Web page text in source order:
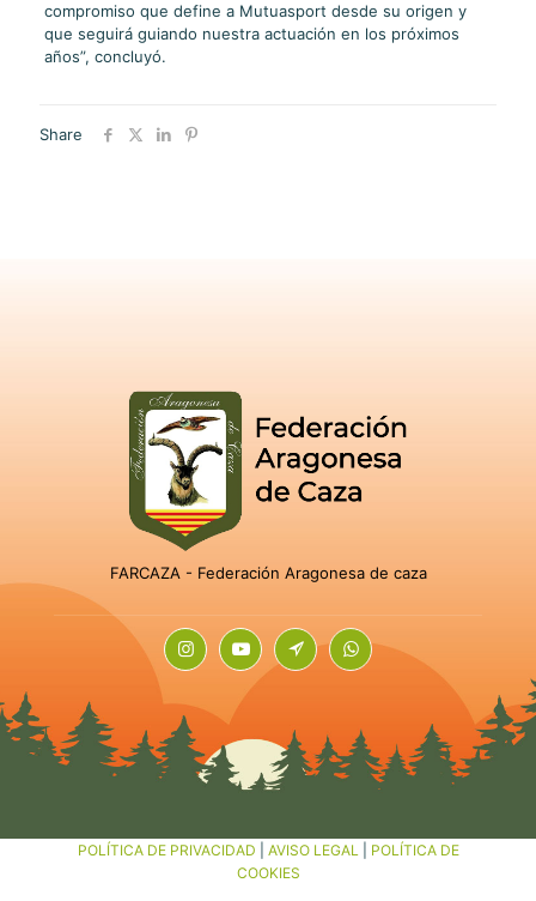
compromiso que define a Mutuasport desde su origen y
que seguirá guiando nuestra actuación en los próximos
años”, concluyó.
Share
FARCAZA - Federación Aragonesa de caza
POLÍTICA DE PRIVACIDAD AVISO LEGAL
POLÍTICA DE
COOKIES